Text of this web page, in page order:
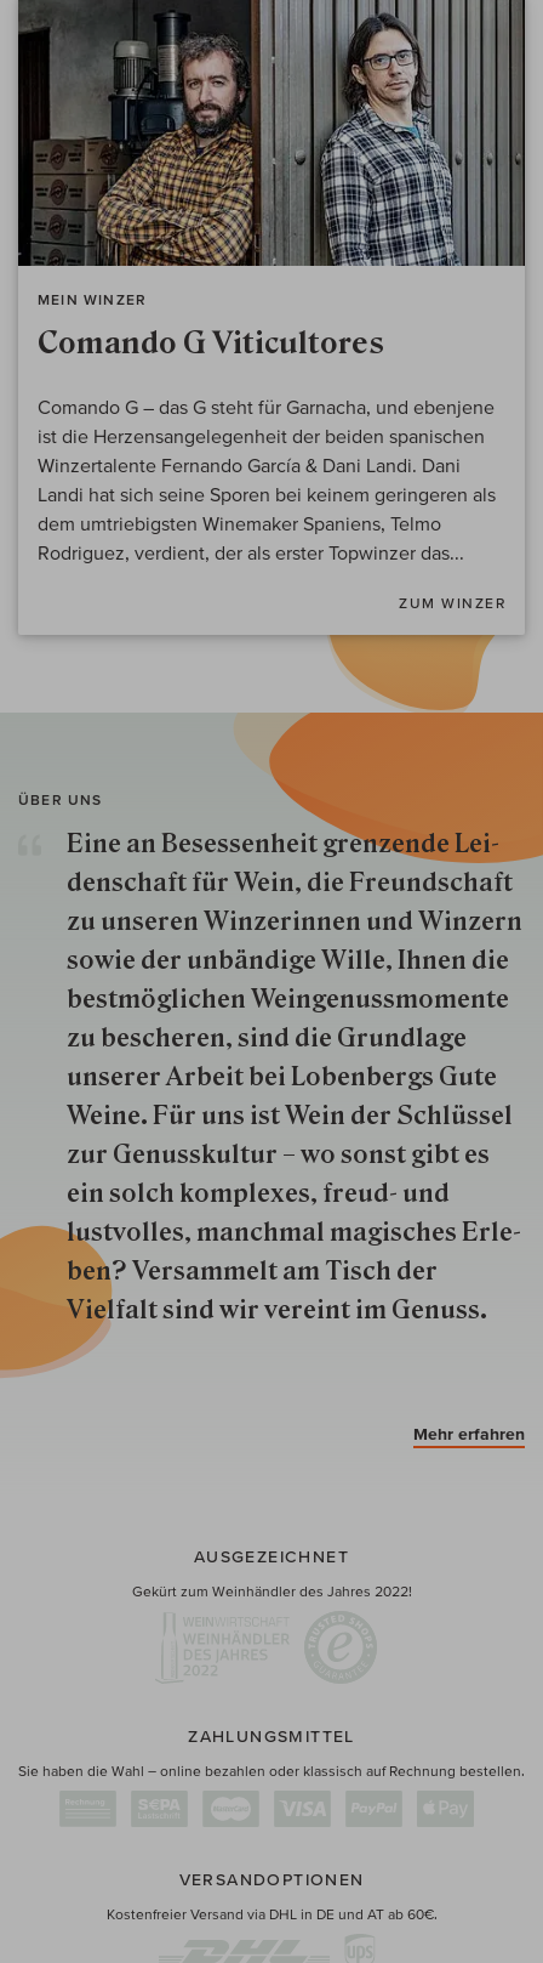
MEIN WINZER
Comando G Viticultores
Comando G – das G steht für Garnacha, und ebenjene
ist die Herzensangelegenheit der beiden spanischen
Winzertalente Fernando García & Dani Landi. Dani
Landi hat sich seine Sporen bei keinem geringeren als
dem umtriebigsten Winemaker Spaniens, Telmo
Rodriguez, verdient, der als erster Topwinzer das...
ZUM WINZER
ÜBER UNS
Eine an Besessenheit gren­zende Lei­
den­schaft für Wein, die Freund­schaft
zu unseren Win­zer­innen und Win­zern
so­wie der un­bän­dige Wille, Ihnen die
best­mög­lich­en Wein­genuss­momente
zu besche­ren, sind die Grund­lage
unserer Arbeit bei Lobenbergs Gute
Weine. Für uns ist Wein der Schlüs­sel
zur Genuss­kultur – wo sonst gibt es
ein solch kom­plexes, freud- und
lustvolles, manchmal ma­gisch­es Er­le­
ben? Versammelt am Tisch der
Vielfalt sind wir ver­eint im Genuss.
Mehr erfahren
AUSGEZEICHNET
Gekürt zum Weinhändler des Jahres 2022!
ZAHLUNGSMITTEL
Sie haben die Wahl – online bezahlen oder klassisch auf Rechnung bestellen.
VERSANDOPTIONEN
Kostenfreier Versand via DHL in DE und AT ab 60€.